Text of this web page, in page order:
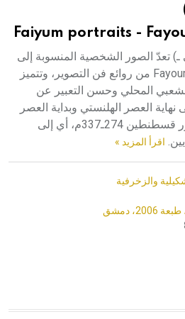
تطلق موسوعات جديدة في عام 2026
Faiyum portraits -
تعدّ الصور الشخصية المنسوبة إلى
الفيوم المصرية Fayoum portraits من روائع فن التصوير، وتتميز
الشعبي المحلي وحسن التعبير عن
نهاية العصر الهلنستي وبداية العصر
الروماني في عهد الامبراطور قسطنطين 274ـ337م، أي إلى
اقرأ المزيد »
والزخرفية
دمشق